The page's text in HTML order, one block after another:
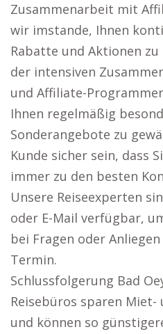
Zusammenarbeit mit
wir imstande, Ihnen
Rabatte und Aktionen
der intensiven
und Affiliate-
Ihnen regelmäßig
Sonderangebote zu
Kunde sicher sein, dass
immer zu den besten
Unsere Reiseexperten
oder E-Mail verfügbar,
bei Fragen oder
Termin.
Schlussfolgerung Bad
Reisebüros sparen
und können so